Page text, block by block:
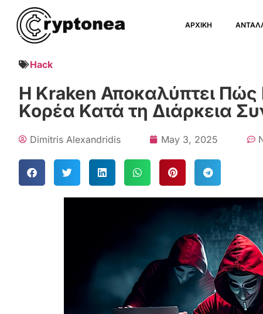
ΑΡΧΙΚΗ
Hack
Η Kraken Αποκαλύπτει Πώς
Κορέα Κατά τη Διάρκεια
Dimitris Alexandridis May 3, 2025